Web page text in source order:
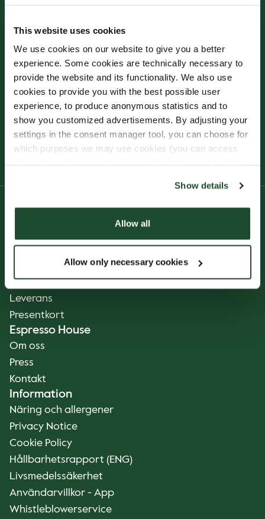
This website uses cookies
We use cookies on our website to give you a better
experience. Some cookies are technically necessary to
provide the website and its functionality. We also use
cookies to provide you with the best possible user
experience, to produce anonymous statistics and to
show you customized advertisements. By adjusting your
settings in the consent manager tool, you can choose for
which purposes we may use cookies (you can access
Show details
Allow all
Allow only necessary cookies
Njut av våra
nybryggda nyheter
PRENUMERERA
Mat och Dryck
Kaffe på Ditt Sätt
Catering
Leverans
Presentkort
Espresso House
Om oss
Press
Kontakt
Information
Näring och allergener
Privacy Notice
Cookie Policy
Hållbarhetsrapport (ENG)
Livsmedelssäkerhet
Användarvillkor - App
Whistleblowerservice